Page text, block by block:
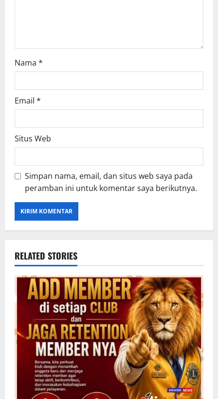
Nama *
Email *
Situs Web
Simpan nama, email, dan situs web saya pada
peramban ini untuk komentar saya berikutnya.
RELATED STORIES